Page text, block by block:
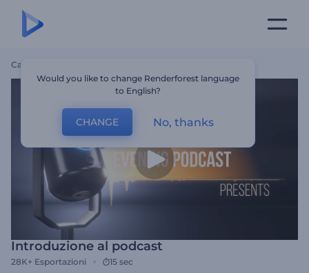
Casa
Introduzione al podcast
28K+ Esportazioni 15 sec
Would you like to change Renderforest language
to English?
CHANGE No, thanks